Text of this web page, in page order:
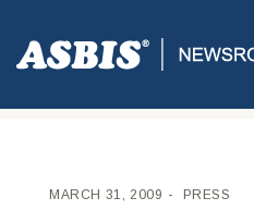
ASBIS CROATIA> PRESS>
MEMORIJI – PC EKSPERT
MARCH 31, 2009 PRESS